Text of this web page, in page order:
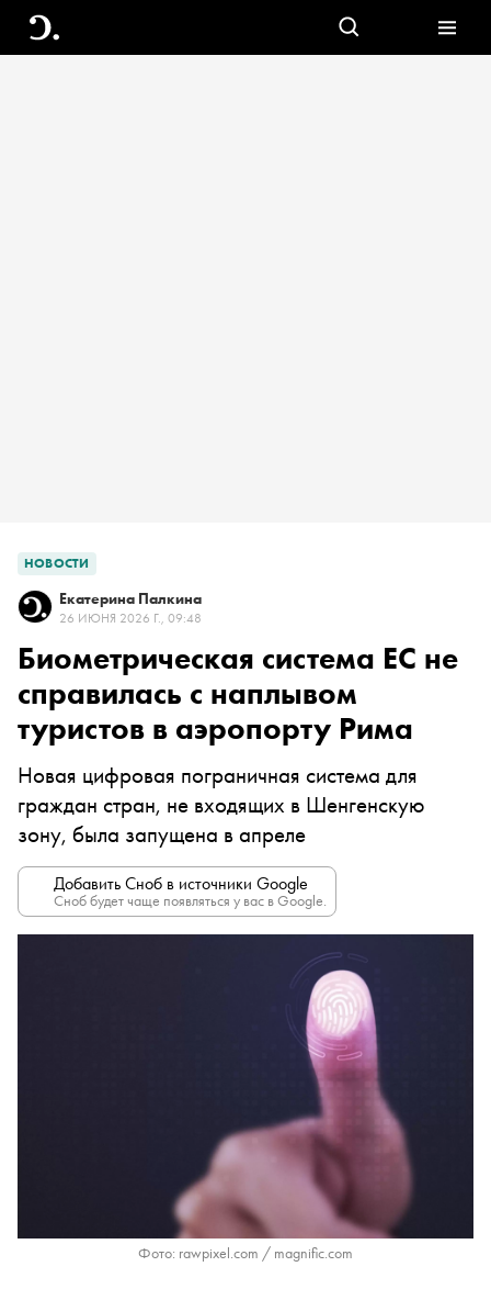
НОВОСТИ
Екатерина Палкина
26 ИЮНЯ 2026 Г., 09:48
Биометрическая система ЕС не
справилась с наплывом
туристов в аэропорту Рима
Новая цифровая пограничная система для
граждан стран, не входящих в Шенгенскую
зону, была запущена в апреле
Добавить Сноб в источники Google
Сноб будет чаще появляться у вас в Google.
Фото: rawpixel.com / magnific.com